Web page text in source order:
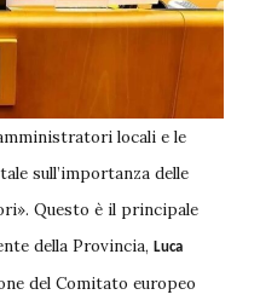
locali e le
sull’importanza delle
Questo è il principale
della Provincia, Luca
del Comitato europeo